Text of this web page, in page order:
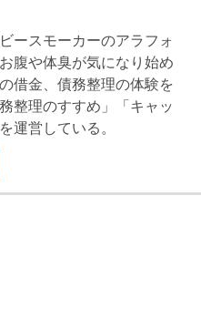
ースモーカーのアラフォ
腹や体臭が気になり始め
借金、債務整理の体験を
整理のすすめ」「キャッ
運営している。